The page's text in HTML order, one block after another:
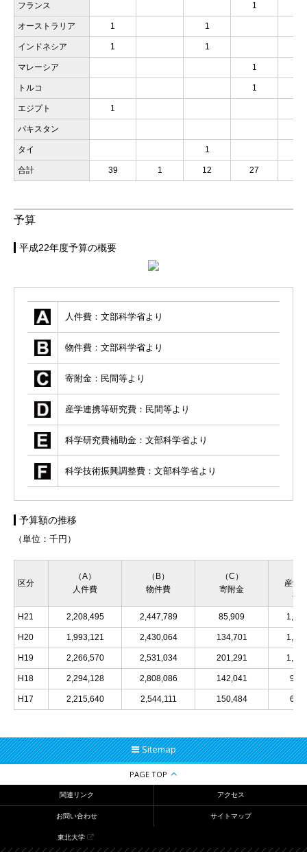
フランス 1
オーストラリア 1 1
インドネシア 1 1
マレーシア 1
トルコ 1
エジプト 1
パキスタン
タイ 1
合計 39 1 12 27
予算
平成22年度予算の概要
人件費：文部科学省より
物件費：文部科学省より
寄附金：民間等より
産学連携等研究費：民間等より
科学研究費補助金：文部科学省より
科学技術振興調整費：文部科学省より
予算額の推移
（単位：千円）
区分
（A）
人件費
（B）
物件費
（C）
寄附金
産学
研
H21 2,208,495 2,447,789 85,909
H20 1,993,121 2,430,064 134,701
H19 2,266,570 2,531,034 201,291
H18 2,294,128 2,808,086 142,041
H17 2,215,640 2,544,111 150,484
Sitemap
PAGE TOP
関連リンク アクセス
お問い合わせ サイトマップ
東北大学